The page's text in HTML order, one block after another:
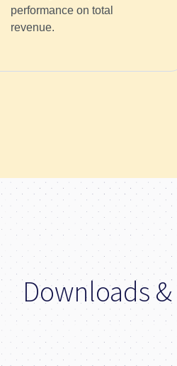
performance on total
revenue.
Downloads &